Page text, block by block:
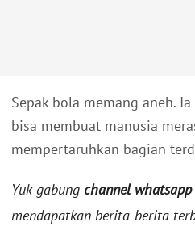
Sepak bola memang aneh.
bisa membuat manusia
mempertaruhkan bagian
Yuk gabung channel
mendapatkan berita-berita